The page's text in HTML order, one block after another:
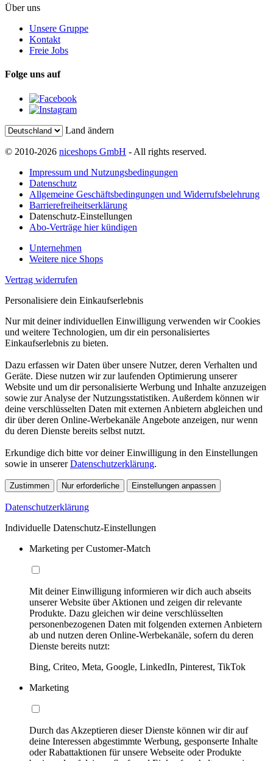
Über uns
Unsere Gruppe
Kontakt
Freie Jobs
Folge uns auf
Land ändern
© 2010-2026 niceshops GmbH - All rights reserved.
Impressum und Nutzungsbedingungen
Datenschutz
Allgemeine Geschäftsbedingungen und Widerrufsbelehrung
Barrierefreiheitserklärung
Datenschutz-Einstellungen
Abo-Verträge hier kündigen
Unternehmen
Weitere nice Shops
Vertrag widerrufen
Personalisiere dein Einkaufserlebnis
Nur mit deiner individuellen Einwilligung verwenden wir Cookies
und weitere Technologien, um dir ein personalisiertes
Einkaufserlebnis zu bieten.
Dazu erfassen wir Daten über unsere Nutzer, deren Verhalten und
Geräte. Diese nutzen wir zur laufenden Optimierung unserer
Website und um dir personalisierte Werbung und Inhalte anzuzeigen
sowie zur Analyse der Nutzungsstatistiken. Außerdem können wir
deine verschlüsselten Daten mit externen Anbietern abgleichen und
dir über deren Online-Werbekanäle Angebote anzeigen, nur wenn
du deren Dienste bereits selbst nutzt.
Erkundige dich bitte vor deiner Einwilligung in den Einstellungen
sowie in unsererDatenschutzerklärung.
Zustimmen Nur erforderliche Einstellungen anpassen
Datenschutzerklärung
Individuelle Datenschutz-Einstellungen
Marketing per Customer-Match
Mit deiner Einwilligung informieren wir dich auch abseits
unserer Website über Aktionen und zeigen dir relevante
Produkte. Dazu gleichen wir deine verschlüsselten
personenbezogenen Daten mit folgenden externen Anbietern
ab und nutzen deren Online-Werbekanäle, sofern du deren
Dienste bereits nutzt:
Bing, Criteo, Meta, Google, LinkedIn, Pinterest, TikTok
Marketing
Durch das Akzeptieren dieser Dienste können wir dir auf
deine Interessen abgestimmte Werbung, gesponserte Inhalte
oder Rabattaktionen für unsere Webseite oder Produkte